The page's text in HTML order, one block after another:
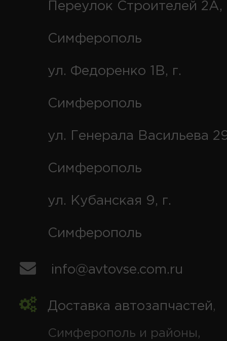
Переулок Строителей 2А,
Симферополь
ул. Федоренко 1В, г.
Симферополь
ул. Генерала Васильева
Симферополь
ул. Кубанская 9, г.
Симферополь
info@avtovse.com.ru
Доставка автозапчастей,
Симферополь и районы,